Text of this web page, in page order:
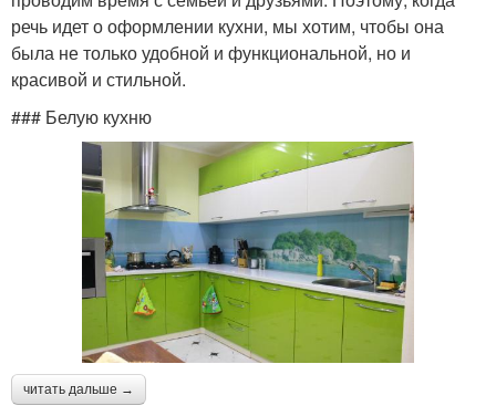
речь идет о оформлении кухни, мы хотим, чтобы она
была не только удобной и функциональной, но и
красивой и стильной.
### Белую кухню
читать дальше →